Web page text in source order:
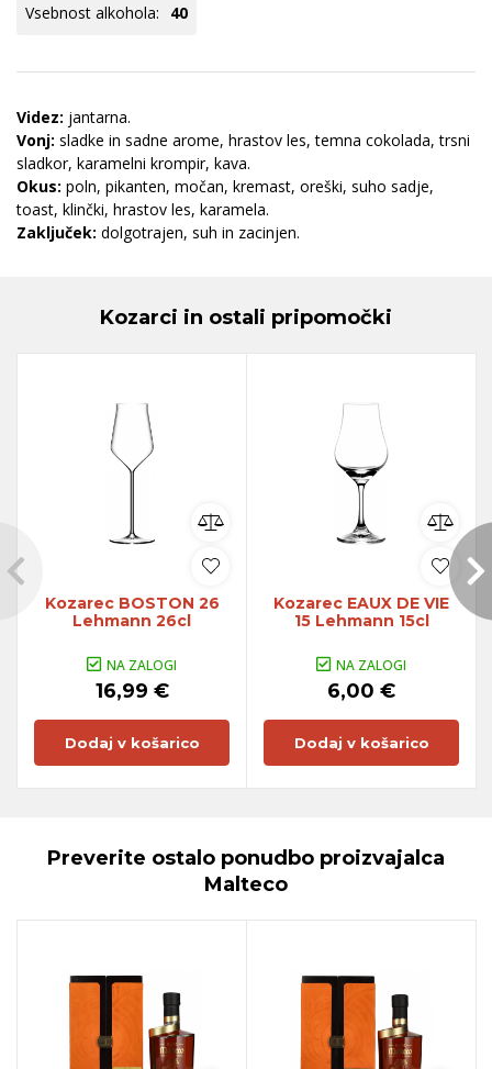
Vsebnost alkohola: 40
Videz: jantarna.
Vonj: sladke in sadne arome, hrastov les, temna cokolada, trsni
sladkor, karamelni krompir, kava.
Okus: poln, pikanten, močan, kremast, oreški, suho sadje,
toast, klinčki, hrastov les, karamela.
Zaključek: dolgotrajen, suh in zacinjen.
Kozarci in ostali pripomočki
Kozarec BOSTON 26
Lehmann 26cl
NA ZALOGI
16,99 €
Dodaj v košarico
Kozarec EAUX DE VIE
15 Lehmann 15cl
NA ZALOGI
6,00 €
Dodaj v košarico
Preverite ostalo ponudbo proizvajalca
Malteco